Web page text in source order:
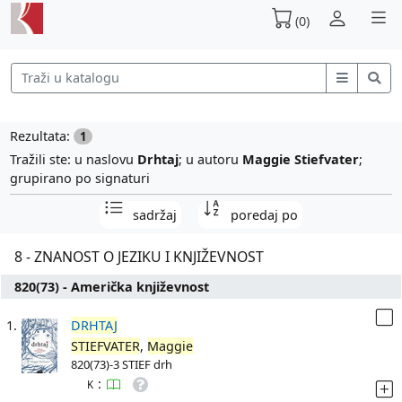
(0)
Rezultata: 1
Tražili ste: u naslovu Drhtaj; u autoru Maggie Stiefvater;
grupirano po signaturi
sadržaj poredaj po
8 - ZNANOST O JEZIKU I KNJIŽEVNOST
820(73) - Američka književnost
1.
DRHTAJ
STIEFVATER, Maggie
820(73)-3 STIEF drh
K :